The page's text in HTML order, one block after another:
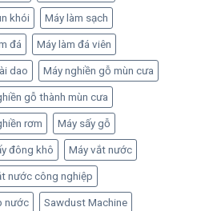
khói Máy làm sạch
đá Máy làm đá viên
dao Máy nghiền gỗ mùn cưa
gỗ thành mùn cưa
rơm Máy sấy gỗ
đông khô Máy vắt nước
nước công nghiệp
nước Sawdust Machine